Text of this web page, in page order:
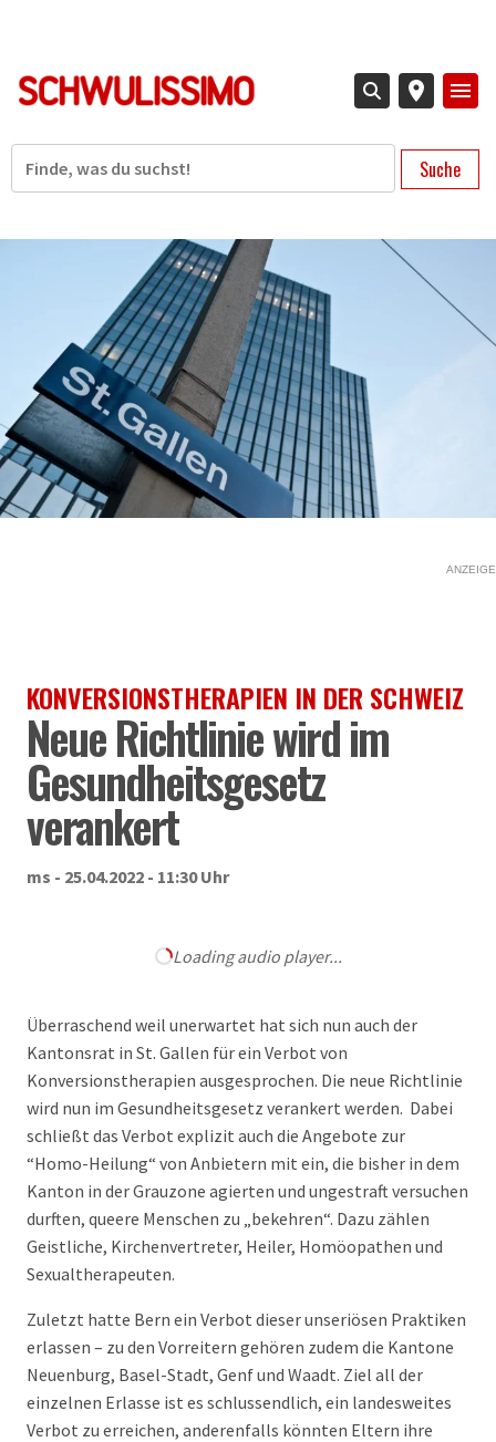
Suche
ANZEIGE
KONVERSIONSTHERAPIEN IN DER SCHWEIZ
Neue Richtlinie wird im
Gesundheitsgesetz
verankert
ms - 25.04.2022 - 11:30 Uhr
Loading audio player...
Überraschend weil unerwartet hat sich nun auch der
Kantonsrat in St. Gallen für ein Verbot von
Konversionstherapien ausgesprochen. Die neue Richtlinie
wird nun im Gesundheitsgesetz verankert werden. Dabei
schließt das Verbot explizit auch die Angebote zur
“Homo-Heilung“ von Anbietern mit ein, die bisher in dem
Kanton in der Grauzone agierten und ungestraft versuchen
durften, queere Menschen zu „bekehren“. Dazu zählen
Geistliche, Kirchenvertreter, Heiler, Homöopathen und
Sexualtherapeuten.
Zuletzt hatte Bern ein Verbot dieser unseriösen Praktiken
erlassen – zu den Vorreitern gehören zudem die Kantone
Neuenburg, Basel-Stadt, Genf und Waadt. Ziel all der
einzelnen Erlasse ist es schlussendlich, ein landesweites
Verbot zu erreichen, anderenfalls könnten Eltern ihre